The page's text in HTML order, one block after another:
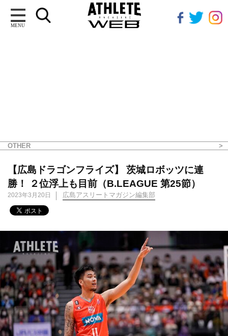
MENU
OTHER
【広島ドラゴンフライズ】 茨城ロボッツに連
勝！ ２位浮上も目前（B.LEAGUE 第25節）
2023年3月20日 広島アスリートマガジン編集部